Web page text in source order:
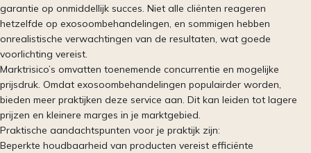
garantie op onmiddellijk succes. Niet alle cliënten reageren
hetzelfde op exosoombehandelingen, en sommigen hebben
onrealistische verwachtingen van de resultaten, wat goede
voorlichting vereist.
Marktrisico’s omvatten toenemende concurrentie en mogelijke
prijsdruk. Omdat exosoombehandelingen populairder worden,
bieden meer praktijken deze service aan. Dit kan leiden tot lagere
prijzen en kleinere marges in je marktgebied.
Praktische aandachtspunten voor je praktijk zijn:
Beperkte houdbaarheid van producten vereist efficiënte